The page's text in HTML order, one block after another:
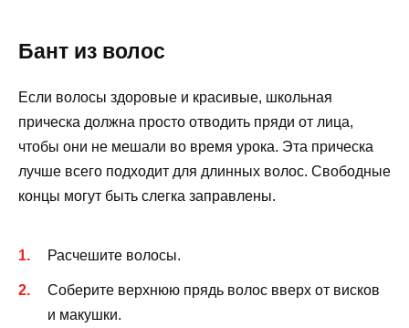
Бант из волос
Если волосы здоровые и красивые, школьная
прическа должна просто отводить пряди от лица,
чтобы они не мешали во время урока. Эта прическа
лучше всего подходит для длинных волос. Свободные
концы могут быть слегка заправлены.
Расчешите волосы.
Соберите верхнюю прядь волос вверх от висков
и макушки.